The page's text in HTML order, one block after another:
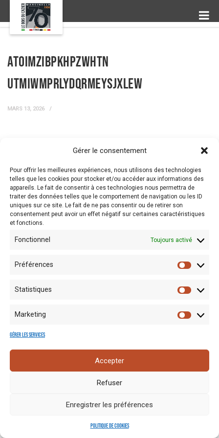
Gérer le consentement
Pour offrir les meilleures expériences, nous utilisons des technologies
telles que les cookies pour stocker et/ou accéder aux informations des
appareils. Le fait de consentir à ces technologies nous permettra de
traiter des données telles que le comportement de navigation ou les ID
uniques sur ce site. Le fait de ne pas consentir ou de retirer son
consentement peut avoir un effet négatif sur certaines caractéristiques
et fonctions.
Fonctionnel Toujours activé
Préférences
Statistiques
Marketing
Gérer les services
Accepter
Refuser
Enregistrer les préférences
Politique de cookies
AtOImZibpkhPZwHTn
UtmiwmPrlYdQRmEYSJxLEw
MARS 13, 2026
Mentions
Espace
presse